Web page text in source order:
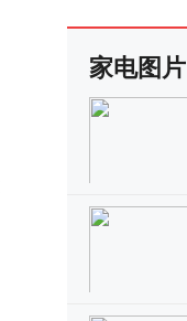
家电图片